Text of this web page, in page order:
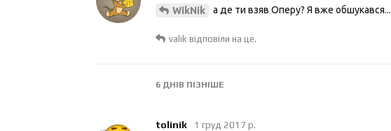
WikNik а де ти взяв Оперу? Я вже обшукався...
valik відповіли на це.
6 ДНІВ ПІЗНІШЕ
tolinik 1 груд 2017 р.